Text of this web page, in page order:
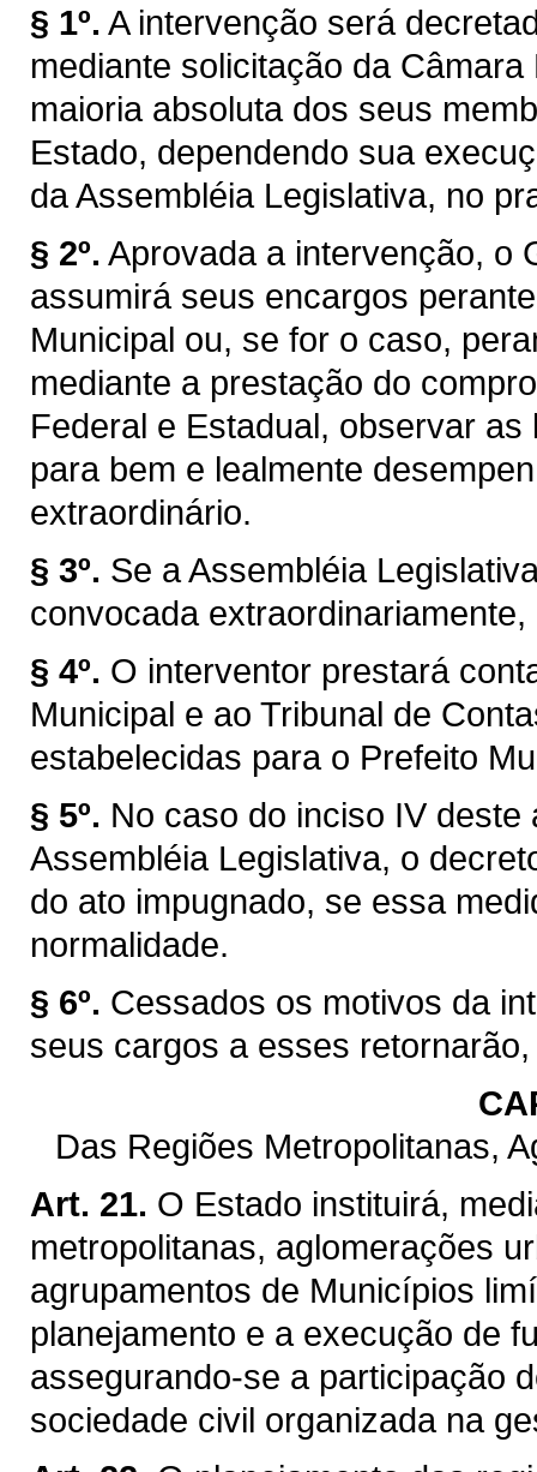
§ 1º. A intervenção será
mediante solicitação da
maioria absoluta dos seus
Estado, dependendo sua
da Assembléia Legislativa, no
§ 2º. Aprovada a intervenção, o
assumirá seus encargos
Municipal ou, se for o caso,
mediante a prestação do
Federal e Estadual, observar
para bem e lealmente
extraordinário.
§ 3º. Se a Assembléia
convocada
§ 4º. O interventor prestará
Municipal e ao Tribunal de
estabelecidas para o Prefeito
§ 5º. No caso do inciso IV
Assembléia Legislativa, o
do ato impugnado, se essa
normalidade.
§ 6º. Cessados os motivos da
seus cargos a esses
Das Regiões Metropolitanas,
Art. 21. O Estado instituirá,
metropolitanas, aglomerações
agrupamentos de Municípios
planejamento e a execução de
assegurando-se a participação
sociedade civil organizada na